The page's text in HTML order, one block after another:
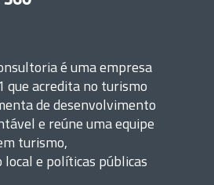
é uma empresa
que acredita no turismo
de desenvolvimento
e reúne uma equipe
turismo,
e políticas públicas